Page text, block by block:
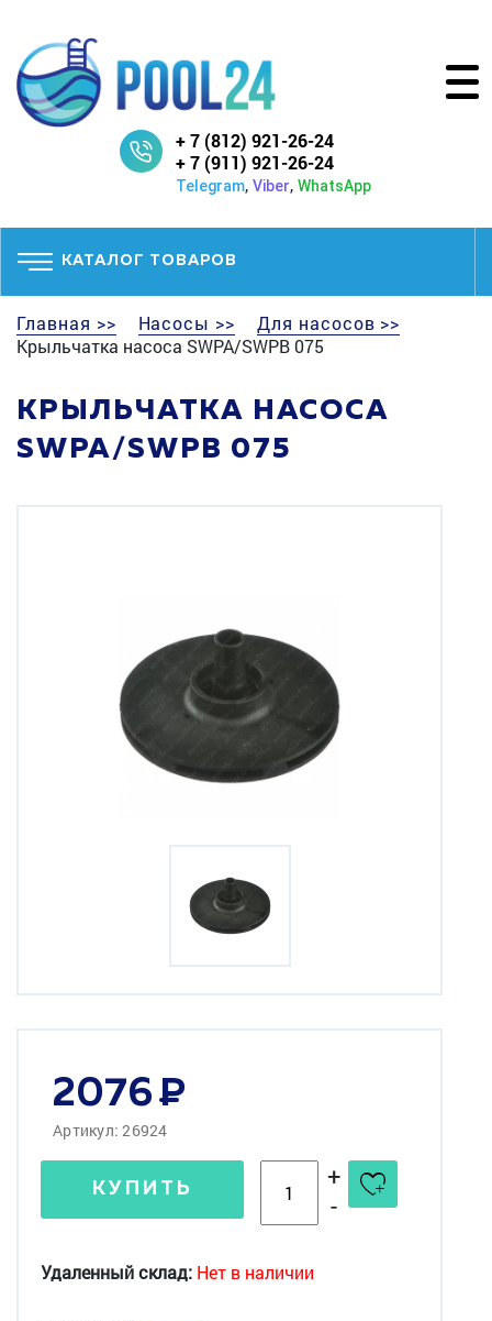
+ 7 (812) 921-26-24
+ 7 (911) 921-26-24
Telegram, Viber, WhatsApp
КАТАЛОГ ТОВАРОВ
Главная >> Насосы >>
Для насосов >>
Крыльчатка насоса SWPA/SWPB 075
КРЫЛЬЧАТКА НАСОСА
SWPA/SWPB 075
2076
Артикул: 26924
КУПИТЬ
+
-
Удаленный склад: Нет в наличии